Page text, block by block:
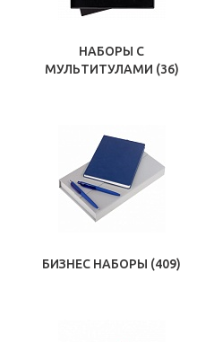
НАБОРЫ С
МУЛЬТИТУЛАМИ (36)
БИЗНЕС НАБОРЫ (409)